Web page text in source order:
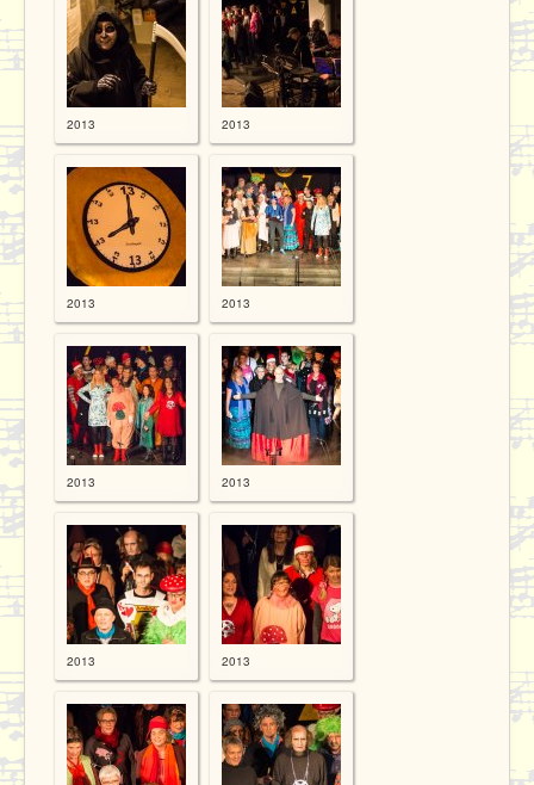
Proben
Kontakt / Datenschutz
2013 2013
2013 2013
2013 2013
2013 2013